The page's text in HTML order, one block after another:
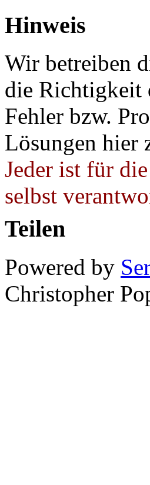
Hinweis
Wir betreiben
die Richtigkeit
Fehler bzw.
Lösungen hier
Jeder ist für
selbst
Teilen
Powered by
Christopher